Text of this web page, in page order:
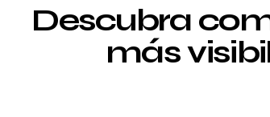
Descubra
más